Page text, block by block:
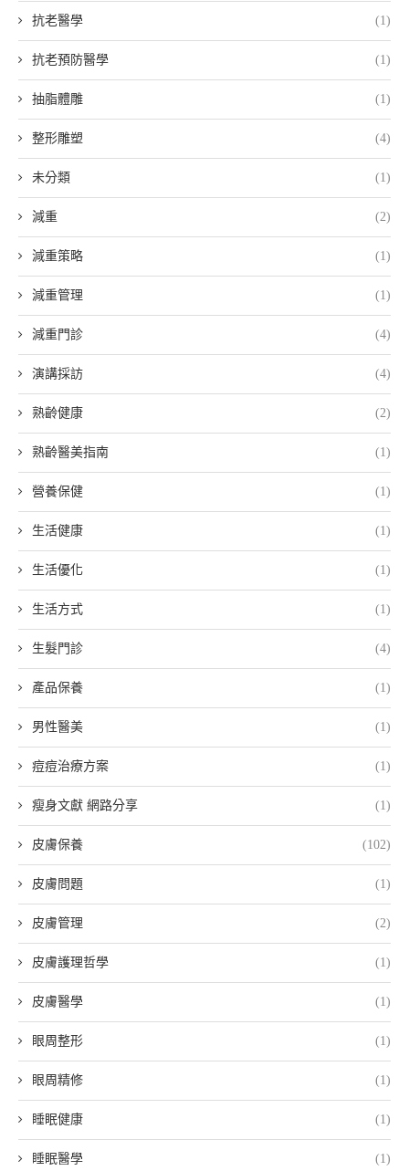
抗老醫學 (1)
抗老預防醫學 (1)
抽脂體雕 (1)
整形雕塑 (4)
未分類 (1)
減重 (2)
減重策略 (1)
減重管理 (1)
減重門診 (4)
演講採訪 (4)
熟齡健康 (2)
熟齡醫美指南 (1)
營養保健 (1)
生活健康 (1)
生活優化 (1)
生活方式 (1)
生髮門診 (4)
產品保養 (1)
男性醫美 (1)
痘痘治療方案 (1)
瘦身文獻 網路分享 (1)
皮膚保養 (102)
皮膚問題 (1)
皮膚管理 (2)
皮膚護理哲學 (1)
皮膚醫學 (1)
眼周整形 (1)
眼周精修 (1)
睡眠健康 (1)
睡眠醫學 (1)